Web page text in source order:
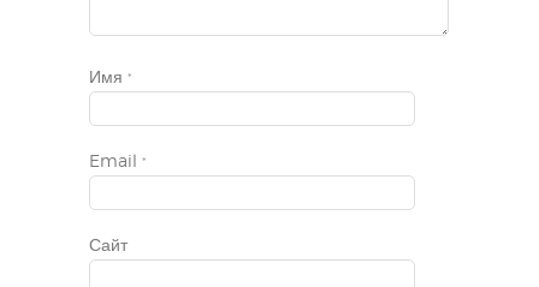
Имя *
Email *
Сайт